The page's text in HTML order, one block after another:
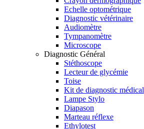
Echelle optométrique
Diagnostic vétérinaire
Audiomètre
Tympanomètre
Microscope
Diagnostic Général
Stéthoscope
Lecteur de glycémie
Toise
Kit de diagnostic médical
Lampe Stylo
Diapason
Marteau réflexe
Ethylotest